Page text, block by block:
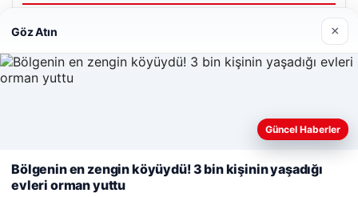
Cengiz Sigorta
© 2026 Tatil Gez – Güncel – Gezilecek Yerler
Web sitemizi nasıl kullandığınızı daha iyi anlayabilmek,
kullanıyoruz.
Çerez Politikamız
Reddet Kabul Et
Göz Atın ×
Güncel Haberler
Bölgenin en zengin köyüydü! 3 bin kişinin yaşadığı
evleri orman yuttu